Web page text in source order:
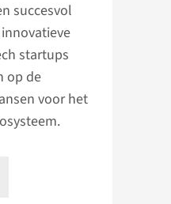
succesvol
startups
op de
voor het